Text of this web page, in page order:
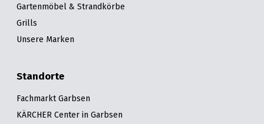
Gartenmöbel & Strandkörbe
Grills
Unsere Marken
Standorte
Fachmarkt Garbsen
KÄRCHER Center in Garbsen